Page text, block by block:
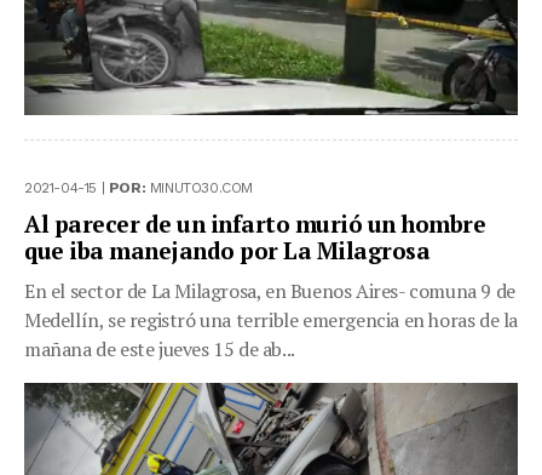
2021-04-15 | POR: MINUTO30.COM
Al parecer de un infarto murió un hombre
que iba manejando por La Milagrosa
En el sector de La Milagrosa, en Buenos Aires- comuna 9 de
Medellín, se registró una terrible emergencia en horas de la
mañana de este jueves 15 de ab...